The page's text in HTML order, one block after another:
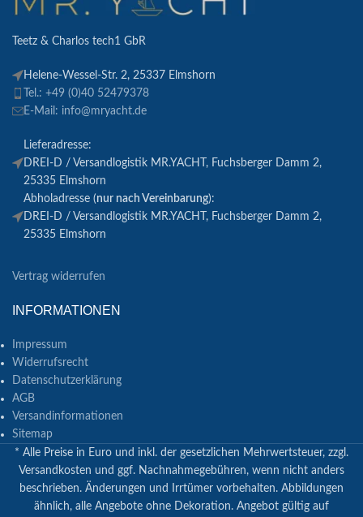
Teetz & Charlos tech1 GbR
Helene-Wessel-Str. 2, 25337 Elmshorn
Tel.: +49 (0)40 52479378
E-Mail: info@mryacht.de
Lieferadresse:
DREI-D / Versandlogistik MR.YACHT, Fuchsberger Damm 2,
25335 Elmshorn
Abholadresse (nur nach Vereinbarung):
DREI-D / Versandlogistik MR.YACHT, Fuchsberger Damm 2,
25335 Elmshorn
Vertrag widerrufen
INFORMATIONEN
Impressum
Widerrufsrecht
Datenschutzerklärung
AGB
Versandinformationen
Sitemap
* Alle Preise in Euro und inkl. der gesetzlichen Mehrwertsteuer, zzgl.
Versandkosten und ggf. Nachnahmegebühren, wenn nicht anders
beschrieben. Änderungen und Irrtümer vorbehalten. Abbildungen
ähnlich, alle Angebote ohne Dekoration. Angebot gültig auf